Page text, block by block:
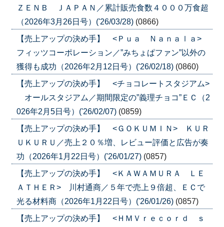
ＺＥＮＢ ＪＡＰＡＮ／累計販売食数４０００万食超
（2026年3月26日号）('26/03/28) (0866)
【売上アップの決め手】 <Ｐｕａ Ｎａｎａｌａ>
フィッツコーポレーション／”みちょぱファン”以外の
獲得も成功（2026年2月12日号）('26/02/18) (0860)
【売上アップの決め手】 <チョコレートスタジアム>
オールスタジアム／期間限定の”義理チョコ”ＥＣ（2
026年2月5日号）('26/02/07) (0859)
【売上アップの決め手】 <ＧＯＫＵＭＩＮ> ＫＵＲ
ＵＫＵＲＵ／売上２０％増、レビュー評価と広告が奏
功（2026年1月22日号）('26/01/27) (0857)
【売上アップの決め手】 <ＫＡＷＡＭＵＲＡ ＬＥ
ＡＴＨＥＲ> 川村通商／５年で売上９倍超、ＥＣで
光る材料商（2026年1月22日号）('26/01/26) (0857)
【売上アップの決め手】 <ＨＭＶｒｅｃｏｒｄ ｓ